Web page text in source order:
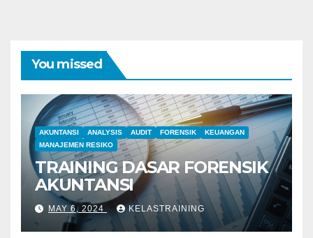
You missed
AKUNTANSI ANALYSIS AUDIT FORENSIK
KEUANGAN
MANAJEMEN RESIKO
TRAINING DASAR FORENSIK
AKUNTANSI
MAY 6, 2024 KELASTRAINING